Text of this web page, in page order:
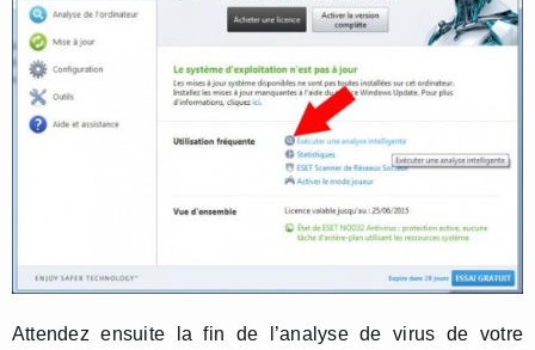
Attendez ensuite la fin de l’analyse de virus de votre